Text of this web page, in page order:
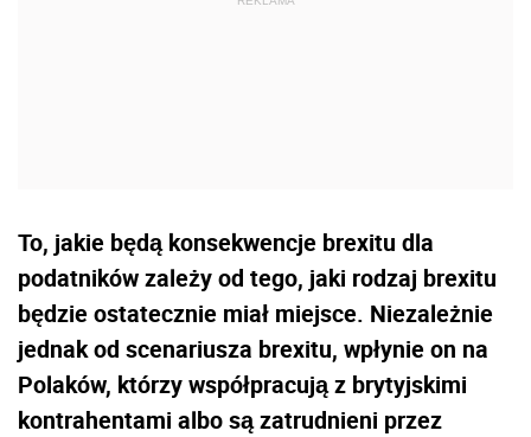
To, jakie będą konsekwencje brexitu dla
podatników zależy od tego, jaki rodzaj brexitu
będzie ostatecznie miał miejsce. Niezależnie
jednak od scenariusza brexitu, wpłynie on na
Polaków, którzy współpracują z brytyjskimi
kontrahentami albo są zatrudnieni przez